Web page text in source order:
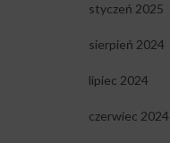
styczeń 2025
sierpień 2024
lipiec 2024
czerwiec 2024